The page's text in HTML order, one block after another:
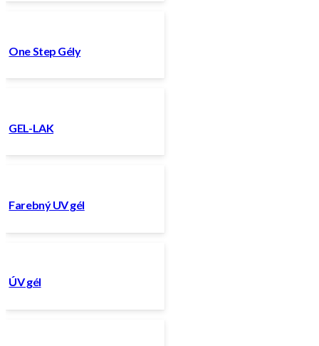
One Step Gély
GEL-LAK
Farebný UV gél
ÚV gél